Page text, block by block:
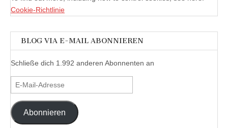
Cookie-Richtlinie
BLOG VIA E-MAIL ABONNIEREN
Schließe dich 1.992 anderen Abonnenten an
E-
Mail-
Adresse
Abonnieren